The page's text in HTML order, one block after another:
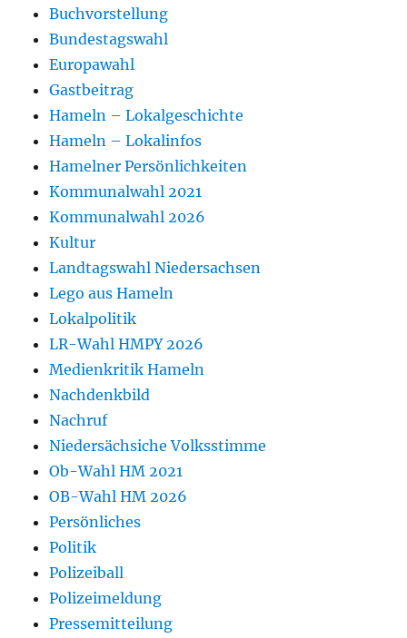
Buchvorstellung
Bundestagswahl
Europawahl
Gastbeitrag
Hameln – Lokalgeschichte
Hameln – Lokalinfos
Hamelner Persönlichkeiten
Kommunalwahl 2021
Kommunalwahl 2026
Kultur
Landtagswahl Niedersachsen
Lego aus Hameln
Lokalpolitik
LR-Wahl HMPY 2026
Medienkritik Hameln
Nachdenkbild
Nachruf
Niedersächsiche Volksstimme
Ob-Wahl HM 2021
OB-Wahl HM 2026
Persönliches
Politik
Polizeiball
Polizeimeldung
Pressemitteilung